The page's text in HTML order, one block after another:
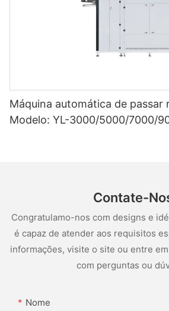
Máquina automática de passar
Modelo: YL-3000/5000/7000/
Contate-
Congratulamo-nos com designs e
é capaz de atender aos requisitos
informações, visite o site ou entre
com perguntas ou
Nome